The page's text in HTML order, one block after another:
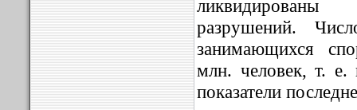
разрушений.
занимающихся
млн. человек, т. е.
показатели